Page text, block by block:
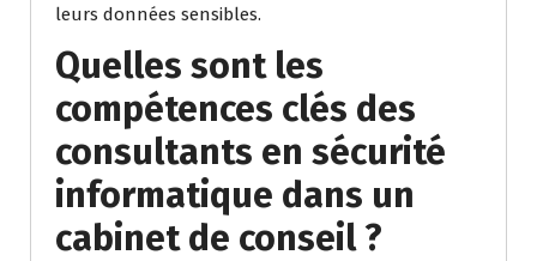
leurs données sensibles.
Quelles sont les
compétences clés des
consultants en sécurité
informatique dans un
cabinet de conseil ?